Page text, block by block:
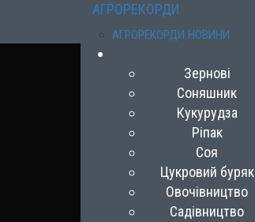
АГРОРЕКОРДИ
АГРОРЕКОРДИ НОВИНИ
Зернові
Соняшник
Кукурудза
Ріпак
Соя
Цукровий буряк
Овочівництво
Садівництво